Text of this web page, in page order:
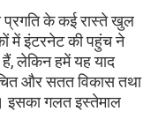
प्रगति के कई रास्ते खुल
में इंटरनेट की पहुंच ने
लेकिन हमें यह याद
और सतत विकास तथा
इसका गलत इस्तेमाल